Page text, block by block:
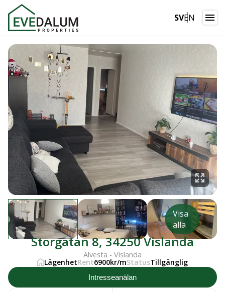
SVEN
Visa
alla
Storgatan 8, 34250 Vislanda
Alvesta - Vislanda
LägenhetRent6900kr/mStatusTillgänglig
Intresseanälan